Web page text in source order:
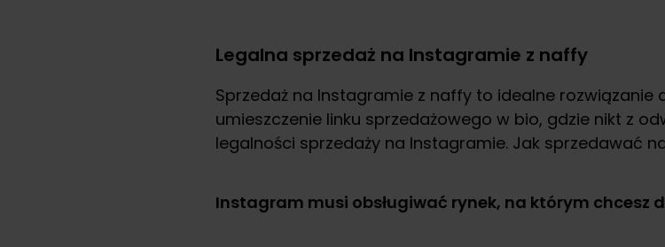
Legalna sprzedaż na Instagramie z naffy
Sprzedaż na Instagramie z naffy to idealne rozwiązanie
umieszczenie linku sprzedażowego w bio, gdzie nikt z
legalności sprzedaży na Instagramie. Jak sprzedawać
Instagram musi obsługiwać rynek, na którym chcesz